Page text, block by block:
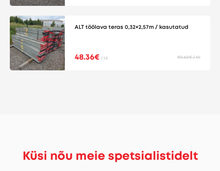
ALT töölava teras 0,32×2,57m / kasutatud
48.36€ / tk 80.60€ / tk
Küsi nõu meie spetsialistidelt